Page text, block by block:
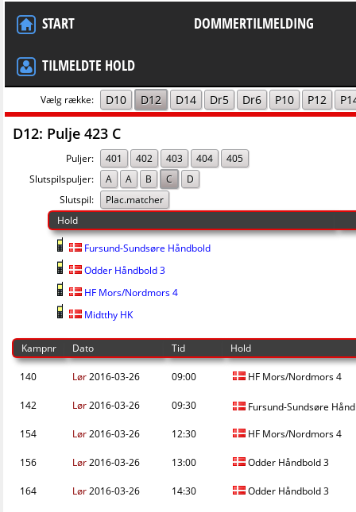
START DOMMERTILMELDING
TILMELDTE HOLD
Vælg række: D10 D12 D14 Dr5 Dr6 P10 P12
D12: Pulje 423 C
Puljer: 401 402 403 404
405
Slutspilspuljer:
A A B C
D
Slutspil:
Plac.matcher
Hold
Fursund-Sundsøre Håndbold
Odder Håndbold 3
HF Mors/Nordmors 4
Midtthy HK
Kampnr Dato Tid Hold
140 Lør2016-03-26 09:00 HF Mors/Nordmors 4
142 Lør2016-03-26 09:30
Fursund-Sundsøre
154
Lør2016-03-26 12:30 HF Mors/Nordmors 4
156 Lør2016-03-26 13:00 Odder Håndbold 3
164 Lør2016-03-26 14:30 Odder Håndbold 3